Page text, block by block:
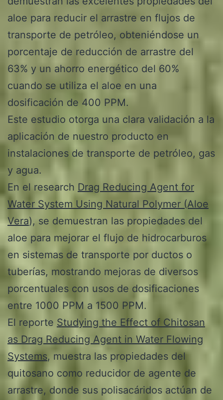
aloe para reducir el arrastre en flujos de
transporte de petróleo, obteniéndose un
porcentaje de reducción de arrastre del
63% y un ahorro energético del 60%
cuando se utiliza el aloe en una
dosificación de 400 PPM.
Este estudio otorga una clara validación a la
aplicación de nuestro producto en
instalaciones de transporte de petróleo, gas
y agua.
En el research Drag Reducing Agent for
Water System Using Natural Polymer (Aloe
Vera), se demuestran las propiedades del
aloe para mejorar el flujo de hidrocarburos
en sistemas de transporte por ductos o
tuberías, mostrando mejoras de diversos
porcentuales con usos de dosificaciones
entre 1000 PPM a 1500 PPM.
El reporte Studying the Effect of Chitosan
as Drag Reducing Agent in Water Flowing
Systems, muestra las propiedades del
quitosano como reducidor de agente de
arrastre, donde sus polisacáridos actúan de